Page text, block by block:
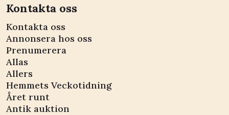
Kontakta oss
Kontakta oss
Annonsera hos oss
Prenumerera
Allas
Allers
Hemmets Veckotidning
Året runt
Antik auktion